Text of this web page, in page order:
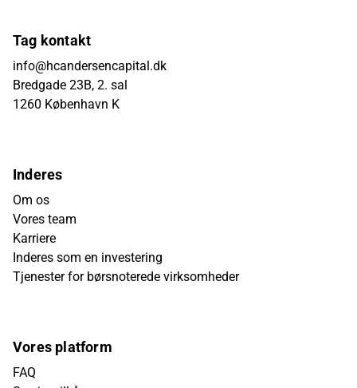
Tag kontakt
info@hcandersencapital.dk
Bredgade 23B, 2. sal
1260 København K
Inderes
Om os
Vores team
Karriere
Inderes som en investering
Tjenester for børsnoterede virksomheder
Vores platform
FAQ